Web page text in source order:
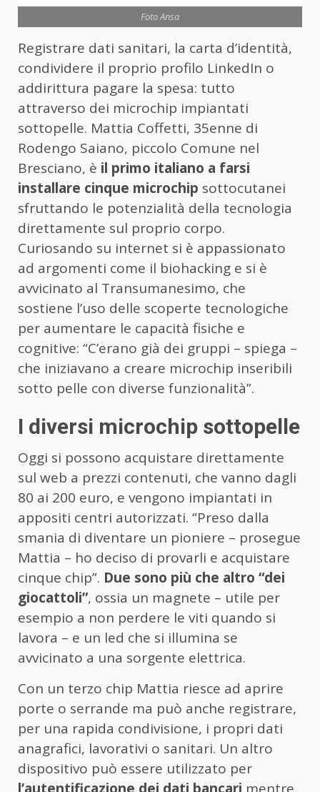
Foto Ansa
Registrare dati sanitari, la carta d’identità,
condividere il proprio profilo LinkedIn o
addirittura pagare la spesa: tutto
attraverso dei microchip impiantati
sottopelle. Mattia Coffetti, 35enne di
Rodengo Saiano, piccolo Comune nel
Bresciano, è il primo italiano a farsi
installare cinque microchip sottocutanei
sfruttando le potenzialità della tecnologia
direttamente sul proprio corpo.
Curiosando su internet si è appassionato
ad argomenti come il biohacking e si è
avvicinato al Transumanesimo, che
sostiene l’uso delle scoperte tecnologiche
per aumentare le capacità fisiche e
cognitive: “C’erano già dei gruppi – spiega –
che iniziavano a creare microchip inseribili
sotto pelle con diverse funzionalità”.
I diversi microchip sottopelle
Oggi si possono acquistare direttamente
sul web a prezzi contenuti, che vanno dagli
80 ai 200 euro, e vengono impiantati in
appositi centri autorizzati. “Preso dalla
smania di diventare un pioniere – prosegue
Mattia – ho deciso di provarli e acquistare
cinque chip”. Due sono più che altro “dei
giocattoli”, ossia un magnete – utile per
esempio a non perdere le viti quando si
lavora – e un led che si illumina se
avvicinato a una sorgente elettrica.
Con un terzo chip Mattia riesce ad aprire
porte o serrande ma può anche registrare,
per una rapida condivisione, i propri dati
anagrafici, lavorativi o sanitari. Un altro
dispositivo può essere utilizzato per
l’autentificazione dei dati bancari mentre